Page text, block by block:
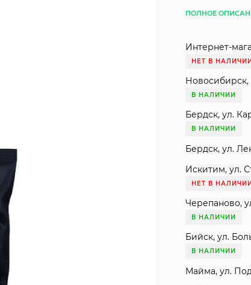
ПОЛНОЕ
Интернет-
НЕТ В
Новосибирск,
В НАЛИЧИИ
Бердск, ул.
В НАЛИЧИИ
Бердск, ул.
Искитим, ул.
НЕТ В
Черепаново,
В НАЛИЧИИ
Бийск, ул.
В НАЛИЧИИ
Майма, ул.